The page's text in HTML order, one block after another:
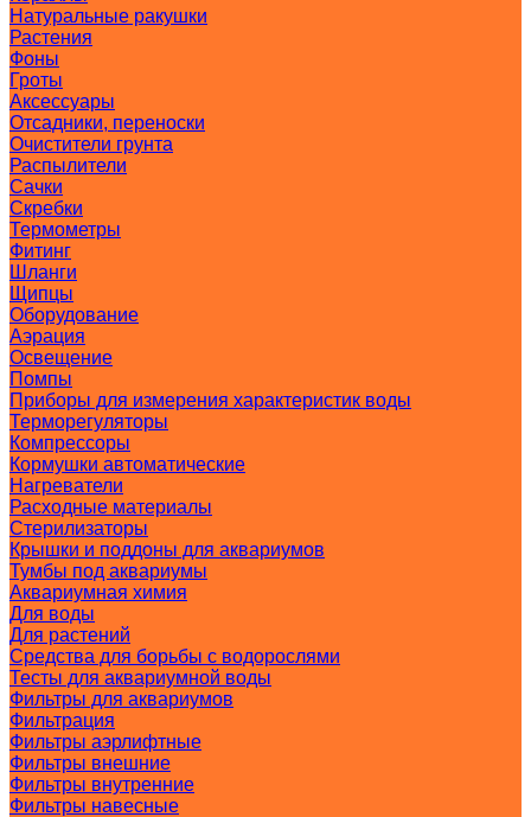
Натуральные ракушки
Растения
Фоны
Гроты
Аксессуары
Отсадники, переноски
Очистители грунта
Распылители
Сачки
Скребки
Термометры
Фитинг
Шланги
Щипцы
Оборудование
Аэрация
Освещение
Помпы
Приборы для измерения характеристик воды
Терморегуляторы
Компрессоры
Кормушки автоматические
Нагреватели
Расходные материалы
Стерилизаторы
Крышки и поддоны для аквариумов
Тумбы под аквариумы
Аквариумная химия
Для воды
Для растений
Средства для борьбы с водорослями
Тесты для аквариумной воды
Фильтры для аквариумов
Фильтрация
Фильтры аэрлифтные
Фильтры внешние
Фильтры внутренние
Фильтры навесные